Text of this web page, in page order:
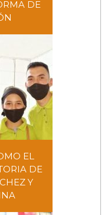
DE
EL AVE
DE
EL
DE
Y